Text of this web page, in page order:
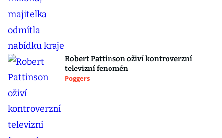
Robert Pattinson oživí kontroverzní
televizní fenomén
Poggers